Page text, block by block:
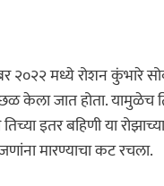
२०२२ मध्ये रोशन कुंभारे
केला जात होता. यामुळेच
इतर बहिणी या
मारण्याचा कट रचला.